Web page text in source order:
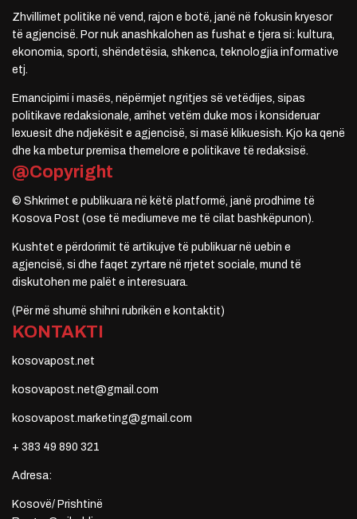
Zhvillimet politike në vend, rajon e botë, janë në fokusin kryesor
të agjencisë. Por nuk anashkalohen as fushat e tjera si: kultura,
ekonomia, sporti, shëndetësia, shkenca, teknologjia informative
etj.
Emancipimi i masës, nëpërmjet ngritjes së vetëdijes, sipas
politikave redaksionale, arrihet vetëm duke mos i konsideruar
lexuesit dhe ndjekësit e agjencisë, si masë klikuesish. Kjo ka qenë
dhe ka mbetur premisa themelore e politikave të redaksisë.
@Copyright
© Shkrimet e publikuara në këtë platformë, janë prodhime të
Kosova Post (ose të mediumeve me të cilat bashkëpunon).
Kushtet e përdorimit të artikujve të publikuar në uebin e
agjencisë, si dhe faqet zyrtare në rrjetet sociale, mund të
diskutohen me palët e interesuara.
(Për më shumë shihni rubrikën e kontaktit)
KONTAKTI
kosovapost.net
kosovapost.net@gmail.com
kosovapost.marketing@gmail.com
+ 383 49 890 321
Adresa:
Kosovë/ Prishtinë